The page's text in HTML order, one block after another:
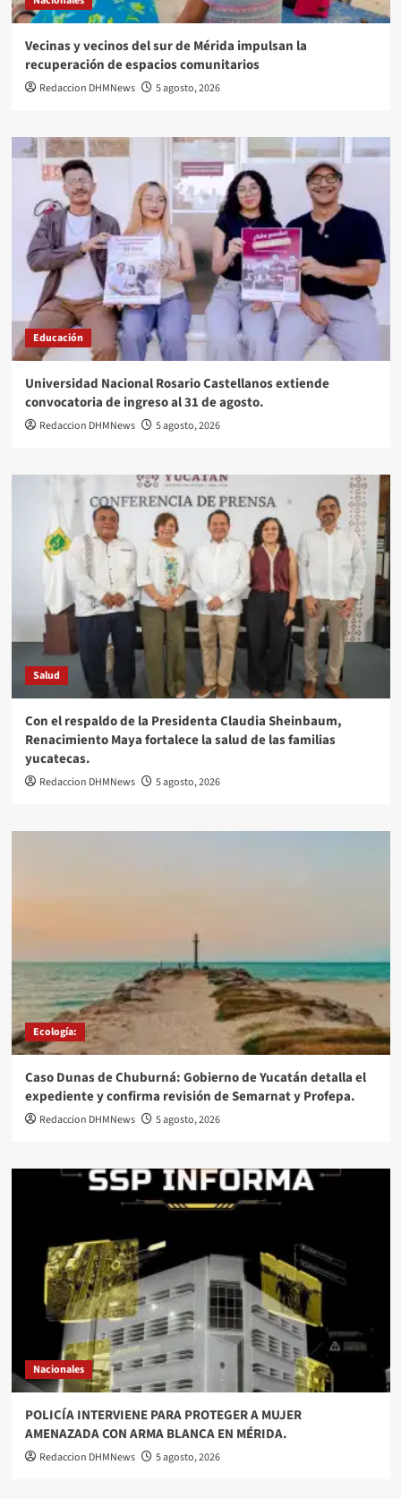
Vecinas y vecinos del sur de Mérida impulsan la
recuperación de espacios comunitarios
Redaccion DHMNews 5 agosto, 2026
Educación
Universidad Nacional Rosario Castellanos extiende
convocatoria de ingreso al 31 de agosto.
Redaccion DHMNews 5 agosto, 2026
Salud
Con el respaldo de la Presidenta Claudia Sheinbaum,
Renacimiento Maya fortalece la salud de las familias
yucatecas.
Redaccion DHMNews 5 agosto, 2026
Ecología:
Caso Dunas de Chuburná: Gobierno de Yucatán detalla el
expediente y confirma revisión de Semarnat y Profepa.
Redaccion DHMNews 5 agosto, 2026
Nacionales
POLICÍA INTERVIENE PARA PROTEGER A MUJER
AMENAZADA CON ARMA BLANCA EN MÉRIDA.
Redaccion DHMNews 5 agosto, 2026